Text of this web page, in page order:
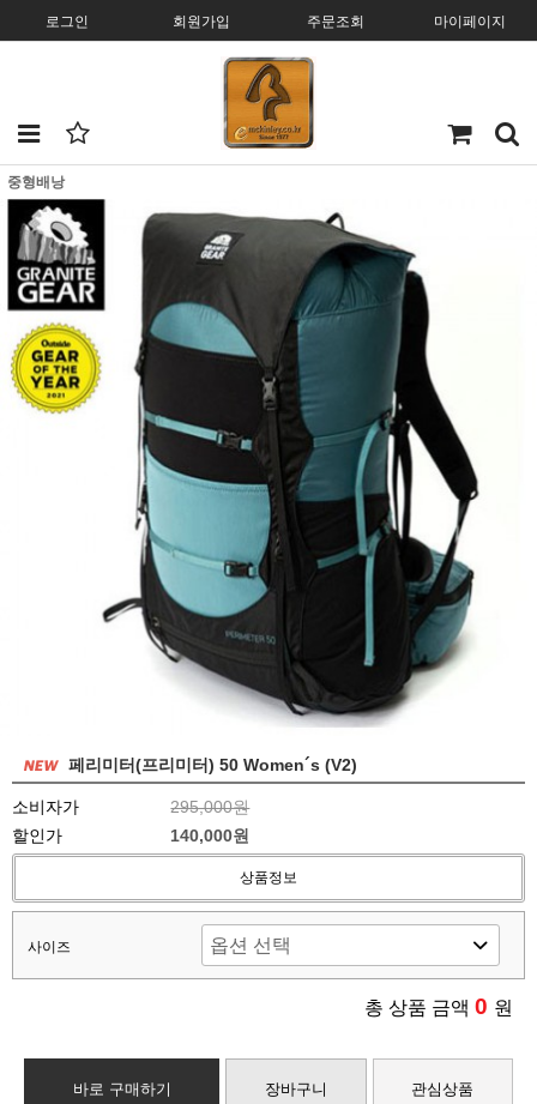
로그인 회원가입 주문조회 마이페이지
중형배낭
페리미터(프리미터) 50 Women´s (V2)
소비자가
295,000원
할인가
140,000원
상품정보
사이즈
총 상품 금액 0 원
바로 구매하기 장바구니 관심상품